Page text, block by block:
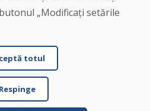
Toate drepturile rezervate
„Modificați setările
totul
Respinge